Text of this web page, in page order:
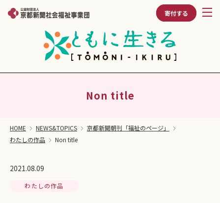
寄付する
Non title
HOME NEWS&TOPICS
京都新聞朝刊「福祉のページ」
わたしの作品
Non title
2021.08.09
わたしの作品